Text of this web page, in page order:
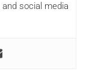
social media